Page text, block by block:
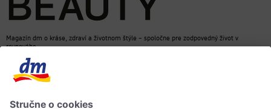
Magazín dm o kráse, zdraví a životnom štýle – spoločne pre zodpovedný život v
rovnováhe